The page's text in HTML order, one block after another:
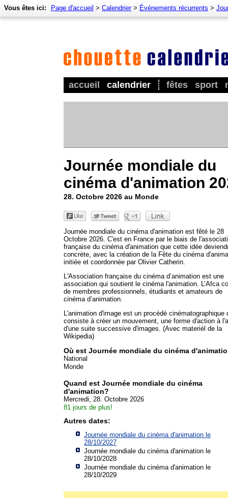
accueil calendrier fêtes sport
Vous êtes ici: Page d'accueil > Calendrier> Événements récurrents >
Journée mondiale du
cinéma d'animation
28. Octobre 2026 au Monde
Journée mondiale du cinéma d'animation est fêté le 28
Octobre 2026. C'est en France par le biais de
française du cinéma d'animation que cette idée
concrète, avec la création de la Fête du cinéma
initiée et coordonnée par Olivier Catherin.
L'Association française du cinéma d’animation est une
association qui soutient le cinéma l'animation. L’Afca
de membres professionnels, étudiants et amateurs de
cinéma d’animation.
L'animation d'image est un procédé cinématographique
consiste à créer un mouvement, une forme d'action à
d'une suite successive d'images. (Avec materiél de la
Wikipedia)
Où est Journée mondiale du cinéma
National
Monde
Quand est Journée mondiale du cinéma
d'animation?
Mercredi, 28. Octobre 2026
81 jours de plus!
Autres dates:
Journée mondiale du cinéma d'animation le
28/10/2027
Journée mondiale du cinéma d'animation le
28/10/2028
Journée mondiale du cinéma d'animation le
28/10/2029